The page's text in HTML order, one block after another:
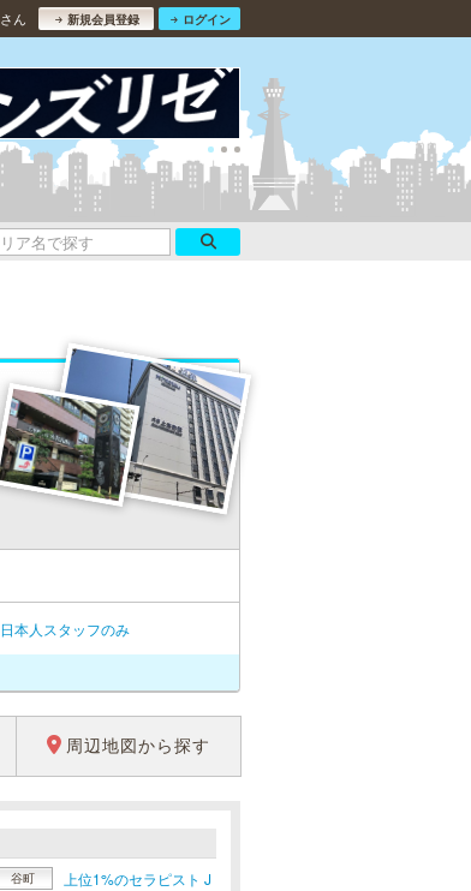
さん 新規会員登録 ログイン
日本人スタッフのみ
周辺地図から探す
谷町
上位1%のセラピスト J